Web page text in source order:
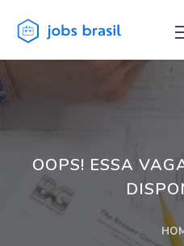
OOPS! ESSA